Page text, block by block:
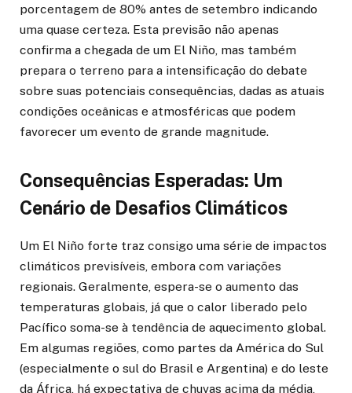
porcentagem de 80% antes de setembro indicando
uma quase certeza. Esta previsão não apenas
confirma a chegada de um El Niño, mas também
prepara o terreno para a intensificação do debate
sobre suas potenciais consequências, dadas as atuais
condições oceânicas e atmosféricas que podem
favorecer um evento de grande magnitude.
Consequências Esperadas: Um
Cenário de Desafios Climáticos
Um El Niño forte traz consigo uma série de impactos
climáticos previsíveis, embora com variações
regionais. Geralmente, espera-se o aumento das
temperaturas globais, já que o calor liberado pelo
Pacífico soma-se à tendência de aquecimento global.
Em algumas regiões, como partes da América do Sul
(especialmente o sul do Brasil e Argentina) e do leste
da África, há expectativa de chuvas acima da média,